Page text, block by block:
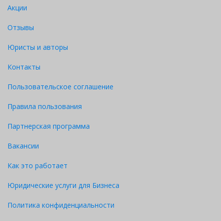
Акции
Отзывы
Юристы и авторы
Контакты
Пользовательское соглашение
Правила пользования
Партнерская программа
Вакансии
Как это работает
Юридические услуги для Бизнеса
Политика конфиденциальности